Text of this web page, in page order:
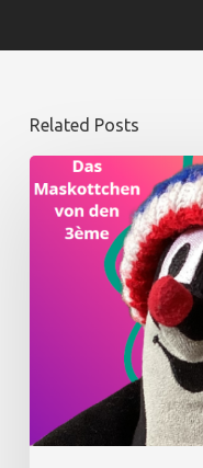
Related Posts
Winter
dem
Maskottchen
Deutschklasse